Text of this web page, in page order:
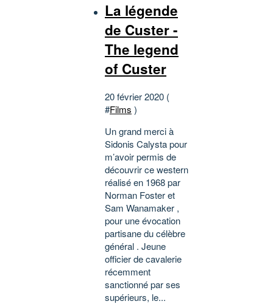
La légende
de Custer -
The legend
of Custer
20 février 2020 (
#Films )
Un grand merci à
Sidonis Calysta pour
m’avoir permis de
découvrir ce western
réalisé en 1968 par
Norman Foster et
Sam Wanamaker ,
pour une évocation
partisane du célèbre
général . Jeune
officier de cavalerie
récemment
sanctionné par ses
supérieurs, le...